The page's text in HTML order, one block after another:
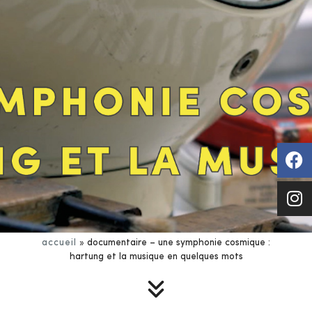
accueil » documentaire – une symphonie cosmique :
hartung et la musique en quelques mots